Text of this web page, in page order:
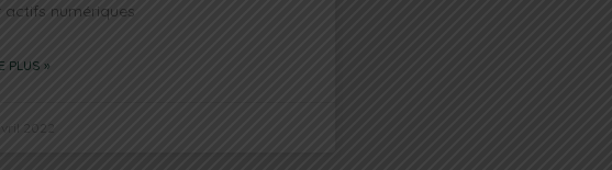
actifs numériques
PLUS »
2022